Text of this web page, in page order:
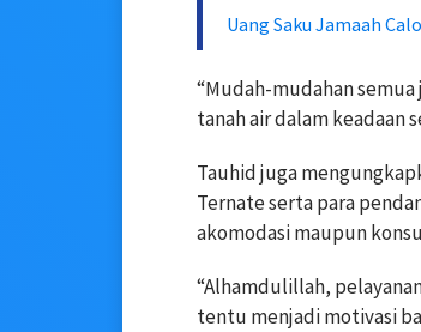
Uang Saku Jamaah
“Mudah-mudahan
tanah air dalam keadaan
Tauhid juga
Ternate serta para
akomodasi maupun
“Alhamdulillah,
tentu menjadi motivasi